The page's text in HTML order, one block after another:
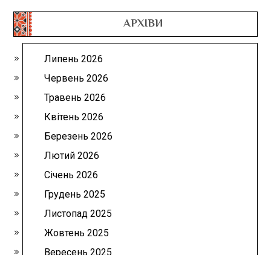
АРХІВИ
Липень 2026
Червень 2026
Травень 2026
Квітень 2026
Березень 2026
Лютий 2026
Січень 2026
Грудень 2025
Листопад 2025
Жовтень 2025
Вересень 2025